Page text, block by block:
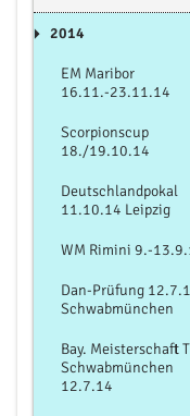
2014
EM Maribor
16.11.-23.11.14
Scorpionscup
18./19.10.14
Deutschlandpokal
11.10.14 Leipzig
WM Rimini 9.-
Dan-Prüfung
Schwabmünchen
Bay. Meisterschaft
Schwabmünchen
12.7.14